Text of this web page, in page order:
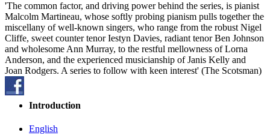
'The common factor, and driving power behind the series, is pianist
Malcolm Martineau, whose softly probing pianism pulls together the
miscellany of well-known singers, who range from the robust Nigel
Cliffe, sweet counter tenor Iestyn Davies, radiant tenor Ben Johnson
and wholesome Ann Murray, to the restful mellowness of Lorna
Anderson, and the experienced musicianship of Janis Kelly and
Joan Rodgers. A series to follow with keen interest' (The Scotsman)
Introduction
English